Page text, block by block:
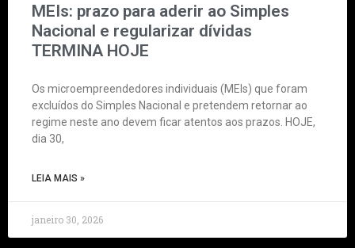
MEIs: prazo para aderir ao Simples
Nacional e regularizar dívidas
TERMINA HOJE
Os microempreendedores individuais (MEIs) que foram
excluídos do Simples Nacional e pretendem retornar ao
regime neste ano devem ficar atentos aos prazos. HOJE,
dia 30,
LEIA MAIS »
janeiro 30, 2026